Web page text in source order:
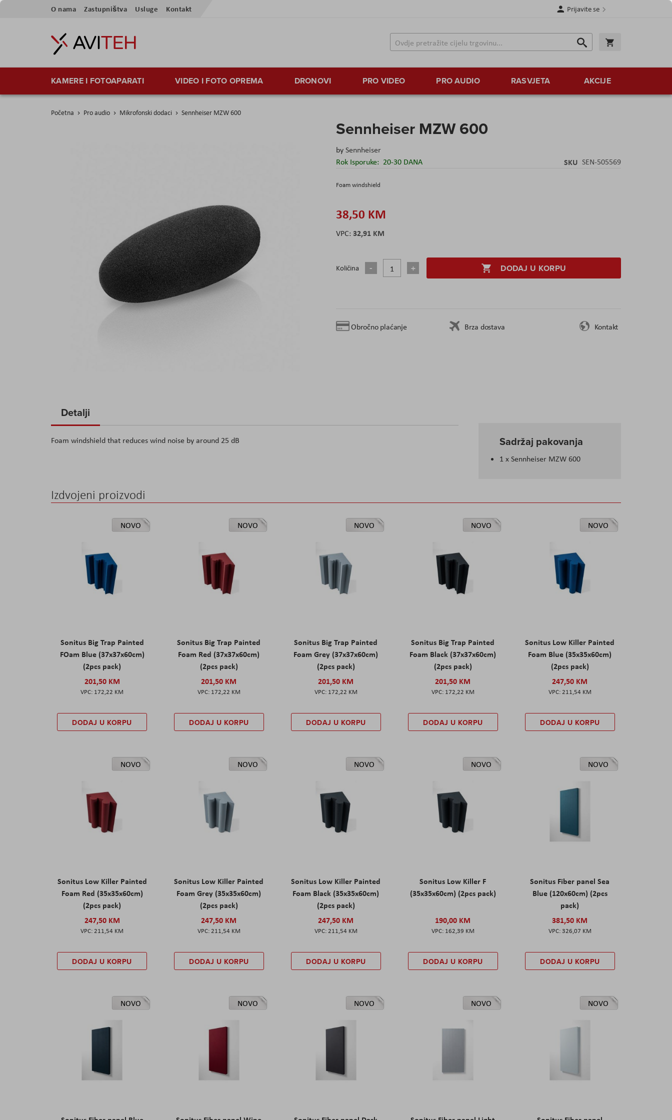
Preskoči
sadržaj
O nama Zastupništva Usluge Kontakt Prijavite se
Traži
Traži
KAMERE I FOTOAPARATI VIDEO I FOTO OPREMA DRONOVI PRO VIDEO PRO AUDIO RASVJETA AKCIJE
Početna Pro audio Mikrofonski dodaci Sennheiser MZW 600
Sennheiser MZW 600
bySennheiser
Rok Isporuke: 20-30 DANA SKU SEN-505569
Foam windshield
38,50 KM
32,91 KM
Količina DODAJ U KORPU
Obročno plaćanje Brza dostava Kontakt
the
of
Sadržaj pakovanja
1 x Sennheiser MZW 600
Detalji
Foam windshield that reduces wind noise by around 25 dB
Izdvojeni proizvodi
NOVO
Sonitus Big Trap Painted
FOam Blue (37x37x60cm)
(2pcs pack)
201,50 KM
172,22 KM
DODAJ U KORPU
NOVO
Sonitus Big Trap Painted
Foam Red (37x37x60cm)
(2pcs pack)
201,50 KM
172,22 KM
DODAJ U KORPU
NOVO
Sonitus Big Trap Painted
Foam Grey (37x37x60cm)
(2pcs pack)
201,50 KM
172,22 KM
DODAJ U KORPU
NOVO
Sonitus Big Trap Painted
Foam Black (37x37x60cm)
(2pcs pack)
201,50 KM
172,22 KM
DODAJ U KORPU
NOVO
Sonitus Low Killer Painted
Foam Blue (35x35x60cm)
(2pcs pack)
247,50 KM
211,54 KM
DODAJ U KORPU
NOVO
Sonitus Low Killer Painted
Foam Red (35x35x60cm)
(2pcs pack)
247,50 KM
211,54 KM
DODAJ U KORPU
NOVO
Sonitus Low Killer Painted
Foam Grey (35x35x60cm)
(2pcs pack)
247,50 KM
211,54 KM
DODAJ U KORPU
NOVO
Sonitus Low Killer Painted
Foam Black (35x35x60cm)
(2pcs pack)
247,50 KM
211,54 KM
DODAJ U KORPU
NOVO
Sonitus Low Killer F
(35x35x60cm) (2pcs pack)
190,00 KM
162,39 KM
DODAJ U KORPU
NOVO
Sonitus Fiber panel Sea
Blue (120x60cm) (2pcs
pack)
381,50 KM
326,07 KM
DODAJ U KORPU
NOVO NOVO NOVO NOVO NOVO